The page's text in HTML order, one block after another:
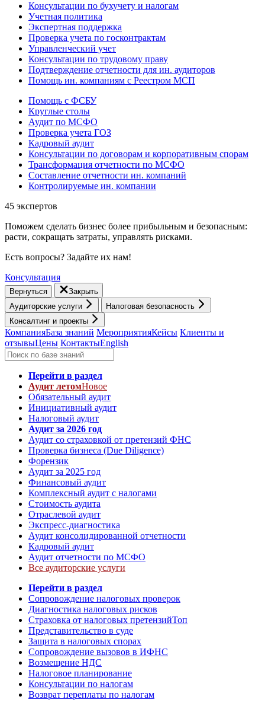
Консультации по бухучету и налогам
Учетная политика
Экспертная поддержка
Проверка учета по госконтрактам
Управленческий учет
Консультации по трудовому праву
Подтверждение отчетности для ин. аудиторов
Помощь ин. компаниям с Реестром МСП
Помощь с ФСБУ
Круглые столы
Аудит по МСФО
Проверка учета ГОЗ
Кадровый аудит
Консультации по договорам и корпоративным спорам
Трансформация отчетности по МСФО
Составление отчетности ин. компаний
Контролируемые ин. компании
45 экспертов
Поможем сделать бизнес более прибыльным и безопасным:
расти, cокращать затраты, управлять рисками.
Есть вопросы? Задайте их нам!
Консультация
Вернуться
Закрыть
Аудиторские услуги
Налоговая безопасность
Консалтинг и проекты
КомпанияБаза знаний МероприятияКейсы Клиенты и
отзывыЦены КонтактыEnglish
Перейти в раздел
Аудит летомНовое
Обязательный аудит
Инициативный аудит
Налоговый аудит
Аудит за 2026 год
Аудит со страховкой от претензий ФНС
Проверка бизнеса (Due Diligence)
Форензик
Аудит за 2025 год
Финансовый аудит
Комплексный аудит с налогами
Стоимость аудита
Отраслевой аудит
Экспресс-диагностика
Аудит консолидированной отчетности
Кадровый аудит
Аудит отчетности по МСФО
Все аудиторские услуги
Перейти в раздел
Сопровождение налоговых проверок
Диагностика налоговых рисков
Страховка от налоговых претензийТоп
Представительство в суде
Защита в налоговых спорах
Сопровождение вызовов в ИФНС
Возмещение НДС
Налоговое планирование
Консультации по налогам
Возврат переплаты по налогам